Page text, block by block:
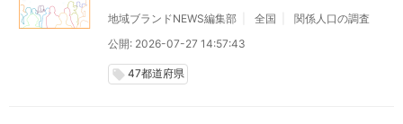
地域ブランドNEWS編集部 全国
関係人口の調査
公開: 2026-07-27 14:57:43
local_offer 47都道府県